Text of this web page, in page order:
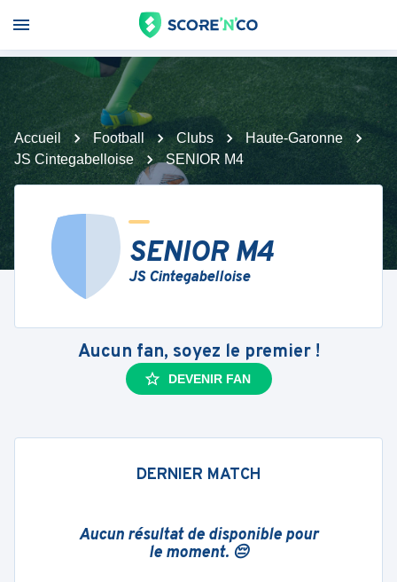
Accueil Football Clubs
Haute-Garonne
JS Cintegabelloise
SENIOR M4
SENIOR M4
JS Cintegabelloise
Aucun fan, soyez le premier !
DEVENIR FAN
DERNIER MATCH
Aucun résultat de disponible pour
le moment. 😔